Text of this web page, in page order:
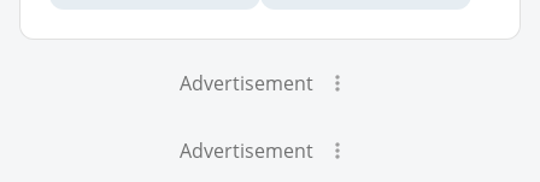
Advertisement
Advertisement